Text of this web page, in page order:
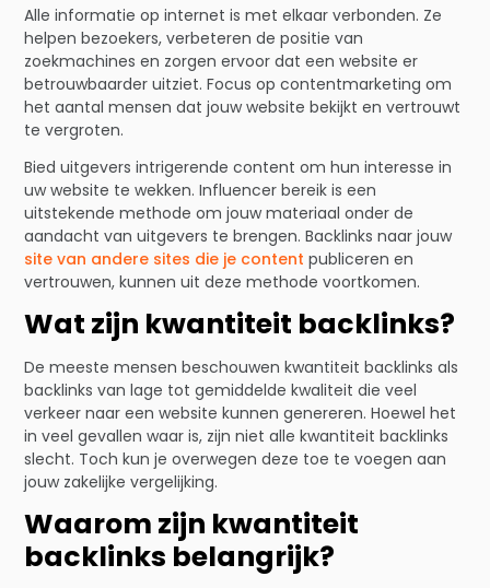
Alle informatie op internet is met elkaar verbonden. Ze
helpen bezoekers, verbeteren de positie van
zoekmachines en zorgen ervoor dat een website er
betrouwbaarder uitziet. Focus op contentmarketing om
het aantal mensen dat jouw website bekijkt en vertrouwt
te vergroten.
Bied uitgevers intrigerende content om hun interesse in
uw website te wekken. Influencer bereik is een
uitstekende methode om jouw materiaal onder de
aandacht van uitgevers te brengen. Backlinks naar jouw
site van andere sites die je content publiceren en
vertrouwen, kunnen uit deze methode voortkomen.
Wat zijn kwantiteit backlinks?
De meeste mensen beschouwen kwantiteit backlinks als
backlinks van lage tot gemiddelde kwaliteit die veel
verkeer naar een website kunnen genereren. Hoewel het
in veel gevallen waar is, zijn niet alle kwantiteit backlinks
slecht. Toch kun je overwegen deze toe te voegen aan
jouw zakelijke vergelijking.
Waarom zijn kwantiteit
backlinks belangrijk?